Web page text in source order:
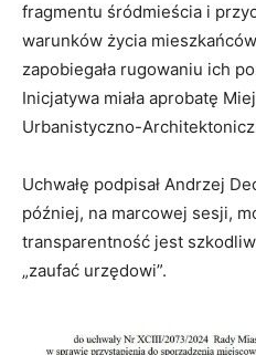
fragmentu śródmieścia i
warunków życia
zapobiegała rugowaniu ich
Inicjatywa miała aprobatę
Urbanistyczno-
Uchwałę podpisał Andrzej
później, na marcowej sesji,
transparentność jest
„zaufać urzędowi”.